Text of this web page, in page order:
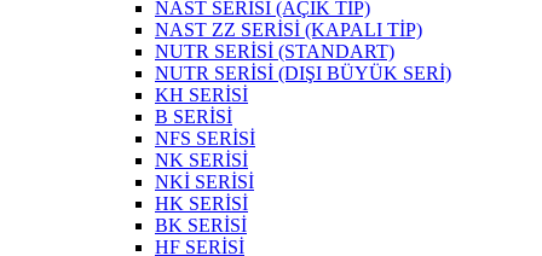
NAST SERİSİ (AÇIK TİP)
NAST ZZ SERİSİ (KAPALI TİP)
NUTR SERİSİ (STANDART)
NUTR SERİSİ (DIŞI BÜYÜK SERİ)
KH SERİSİ
B SERİSİ
NFS SERİSİ
NK SERİSİ
NKİ SERİSİ
HK SERİSİ
BK SERİSİ
HF SERİSİ